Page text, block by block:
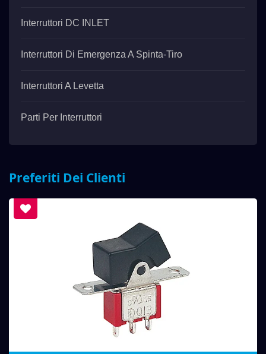
Interruttori DC INLET
Interruttori Di Emergenza A Spinta-Tiro
Interruttori A Levetta
Parti Per Interruttori
Preferiti Dei Clienti